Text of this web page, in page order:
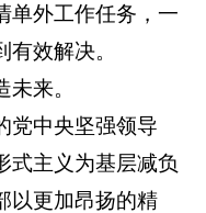
单外工作任务，一
效解决。
来。
党中央坚强领导
式主义为基层减负
以更加昂扬的精